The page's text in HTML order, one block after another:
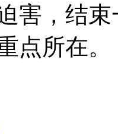
害，结
点所在。